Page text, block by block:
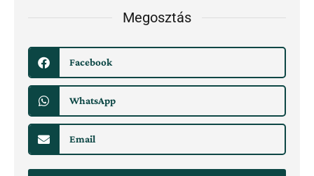
Megosztás
Facebook
WhatsApp
Email